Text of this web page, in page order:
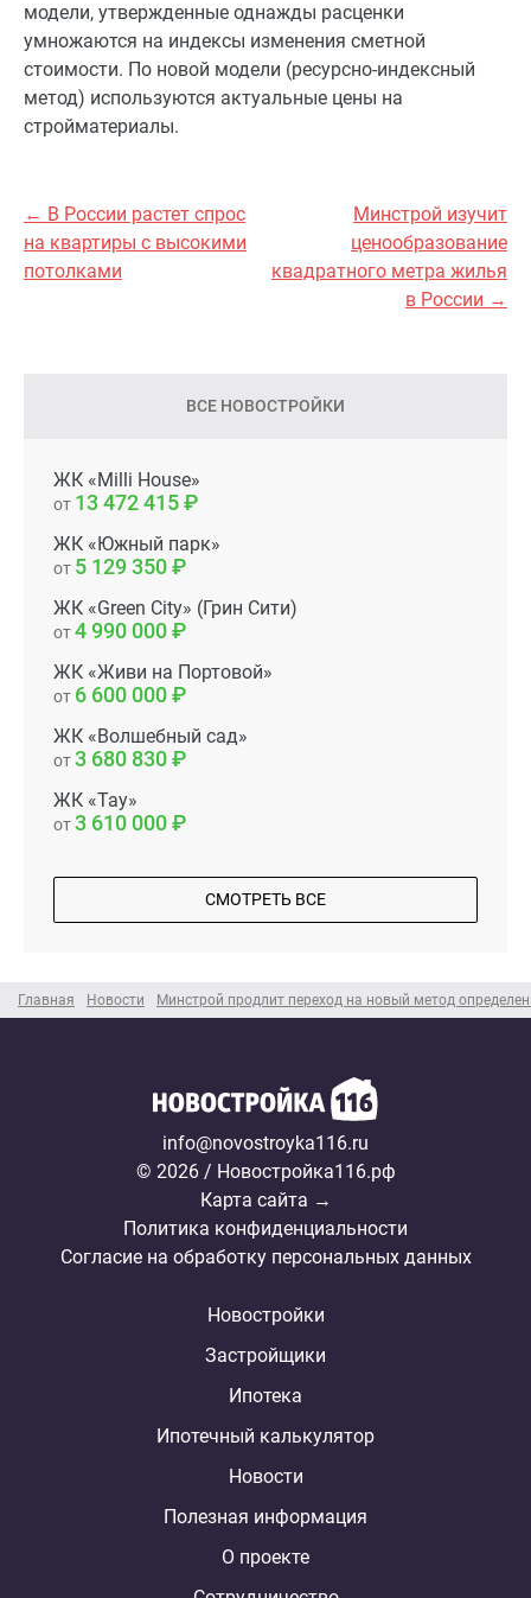
Главная Новости Минстрой продлит переход на новый метод
модели, утвержденные однажды расценки
умножаются на индексы изменения сметной
стоимости. По новой модели (ресурсно-индексный
метод) используются актуальные цены на
стройматериалы.
← В России растет спрос
на квартиры с высокими
потолками
Минстрой изучит
ценообразование
квадратного метра жилья
в России →
ВСЕ НОВОСТРОЙКИ
ЖК «Milli House»
от 13 472 415
ЖК «Южный парк»
от 5 129 350
ЖК «Green City» (Грин Сити)
от4 990 000
ЖК «Живи на Портовой»
от 6 600 000
ЖК «Волшебный сад»
от3 680 830
ЖК «Тау»
от3 610 000
СМОТРЕТЬ ВСЕ
info@novostroyka116.ru
© 2026 / Новостройка116.рф
Карта сайта →
Политика конфиденциальности
Согласие на обработку персональных данных
Новостройки
Застройщики
Ипотека
Ипотечный калькулятор
Новости
Полезная информация
О проекте